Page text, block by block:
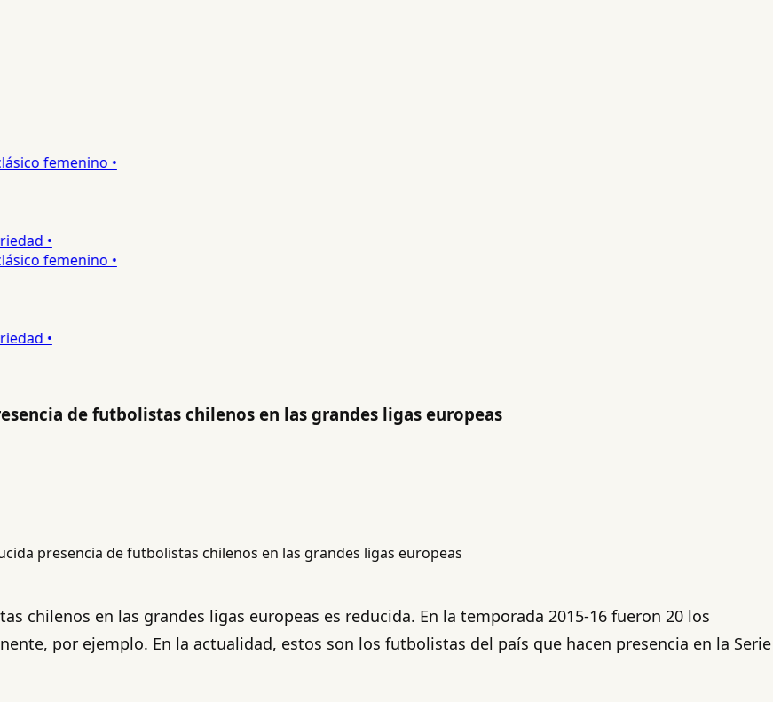
femenino •
•
femenino •
•
de futbolistas chilenos en las grandes ligas europeas
chilenos en las grandes ligas europeas es reducida. En la temporada 2015-16 fueron 20 los
por ejemplo. En la actualidad, estos son los futbolistas del país que hacen presencia en la Serie